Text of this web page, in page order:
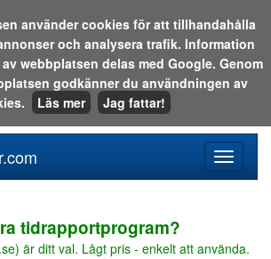
på webben:
meny
tidrapportprogram?
är ditt val. Lågt pris - enkelt att använda.
använder cookies för att tillhandahålla
och analysera trafik. Information
webbplatsen delas med Google. Genom
godkänner du användningen av
Läs mer Jag fattar!